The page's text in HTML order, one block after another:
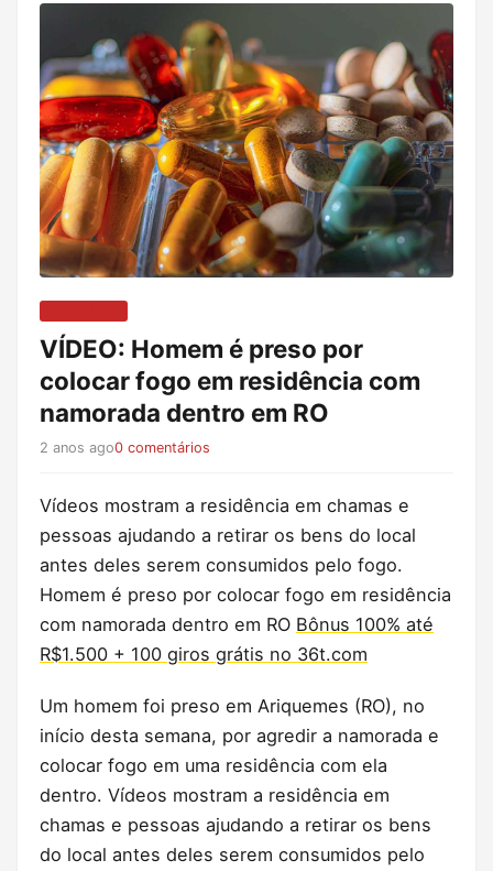
VÍDEO: Homem é preso por
colocar fogo em residência com
namorada dentro em RO
2 anos ago0 comentários
Vídeos mostram a residência em chamas e
pessoas ajudando a retirar os bens do local
antes deles serem consumidos pelo fogo.
Homem é preso por colocar fogo em residência
com namorada dentro em RO Bônus 100% até
R$1.500 + 100 giros grátis no 36t.com
Um homem foi preso em Ariquemes (RO), no
início desta semana, por agredir a namorada e
colocar fogo em uma residência com ela
dentro. Vídeos mostram a residência em
chamas e pessoas ajudando a retirar os bens
do local antes deles serem consumidos pelo